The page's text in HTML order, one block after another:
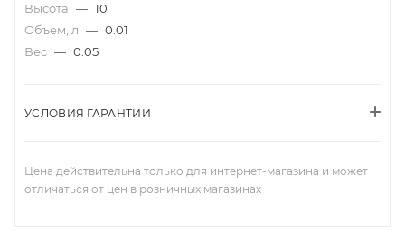
Высота — 10
Объем, л — 0.01
Вес — 0.05
УСЛОВИЯ ГАРАНТИИ
Цена действительна только для интернет-магазина и может
отличаться от цен в розничных магазинах